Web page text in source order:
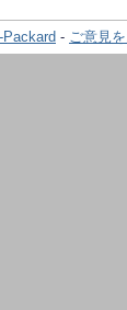
Packard - ご意見